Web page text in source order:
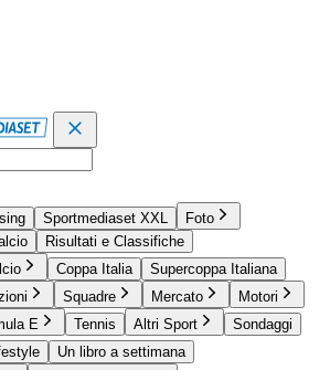
Sportmediaset XXL
Foto
Risultati e Classifiche
Coppa Italia
Supercoppa Italiana
Squadre Mercato
Motori
E Tennis Altri Sport
Sondaggi
Un libro a settimana